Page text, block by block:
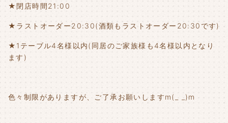
★閉店時間21:00
★ラストオーダー20:30(酒類もラストオーダー20:30です)
★1テーブル4名様以内(同居のご家族様も4名様以内となり
ます)
色々制限がありますが、ご了承お願いしますm(_ _)m